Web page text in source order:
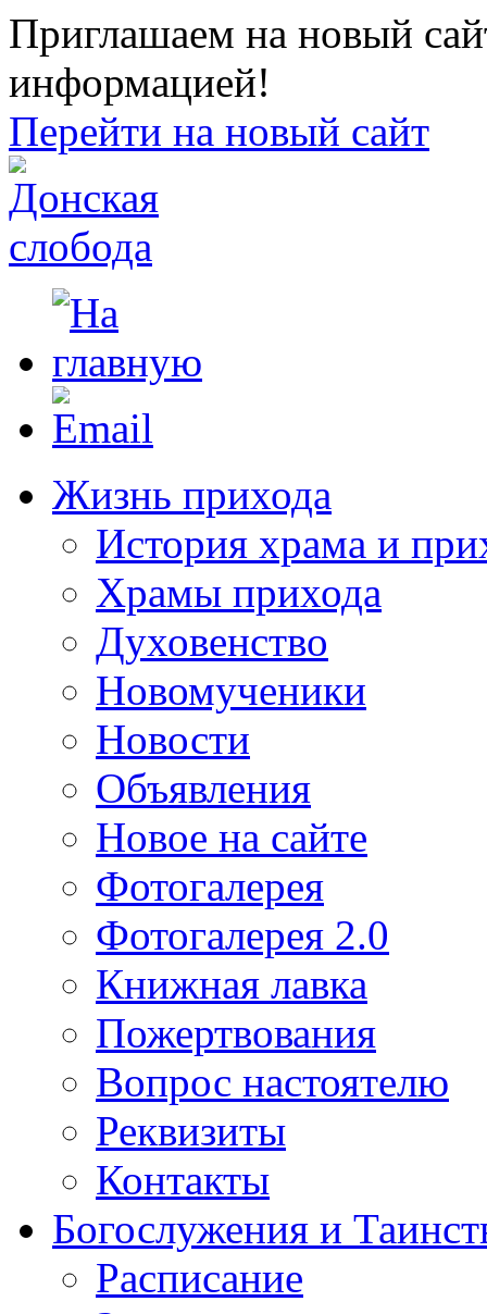
Приглашаем на новый
информацией!
Перейти на новый сайт
Жизнь прихода
История храма и
Храмы прихода
Духовенство
Новомученики
Новости
Объявления
Новое на сайте
Фотогалерея
Фотогалерея 2.0
Книжная лавка
Пожертвования
Вопрос настоятелю
Реквизиты
Контакты
Богослужения и
Расписание